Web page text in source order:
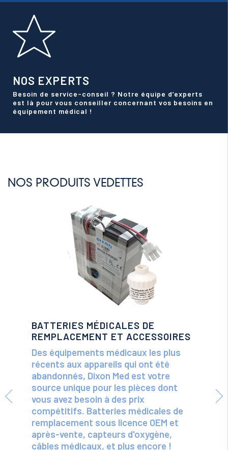
NOS EXPERTS
Besoin de service-conseil ? Notre équipe d’experts
est là pour vous conseiller concernant vos besoins en
équipement médical !
NOS PRODUITS VEDETTES
BATTERIES MÉDICALES DE
REMPLACEMENT ET ACCESSOIRES
Des équipements médicaux les plus
récents aux appareils qui ont été
abandonnés, Dixon Med est votre
source unique pour les pièces dont
vous avez besoin à des prix
compétitifs. Batteries médicales de
remplacement sous licence OEM et
après-vente, capteurs d'oxygène,
câbles médicaux, et plus encore !